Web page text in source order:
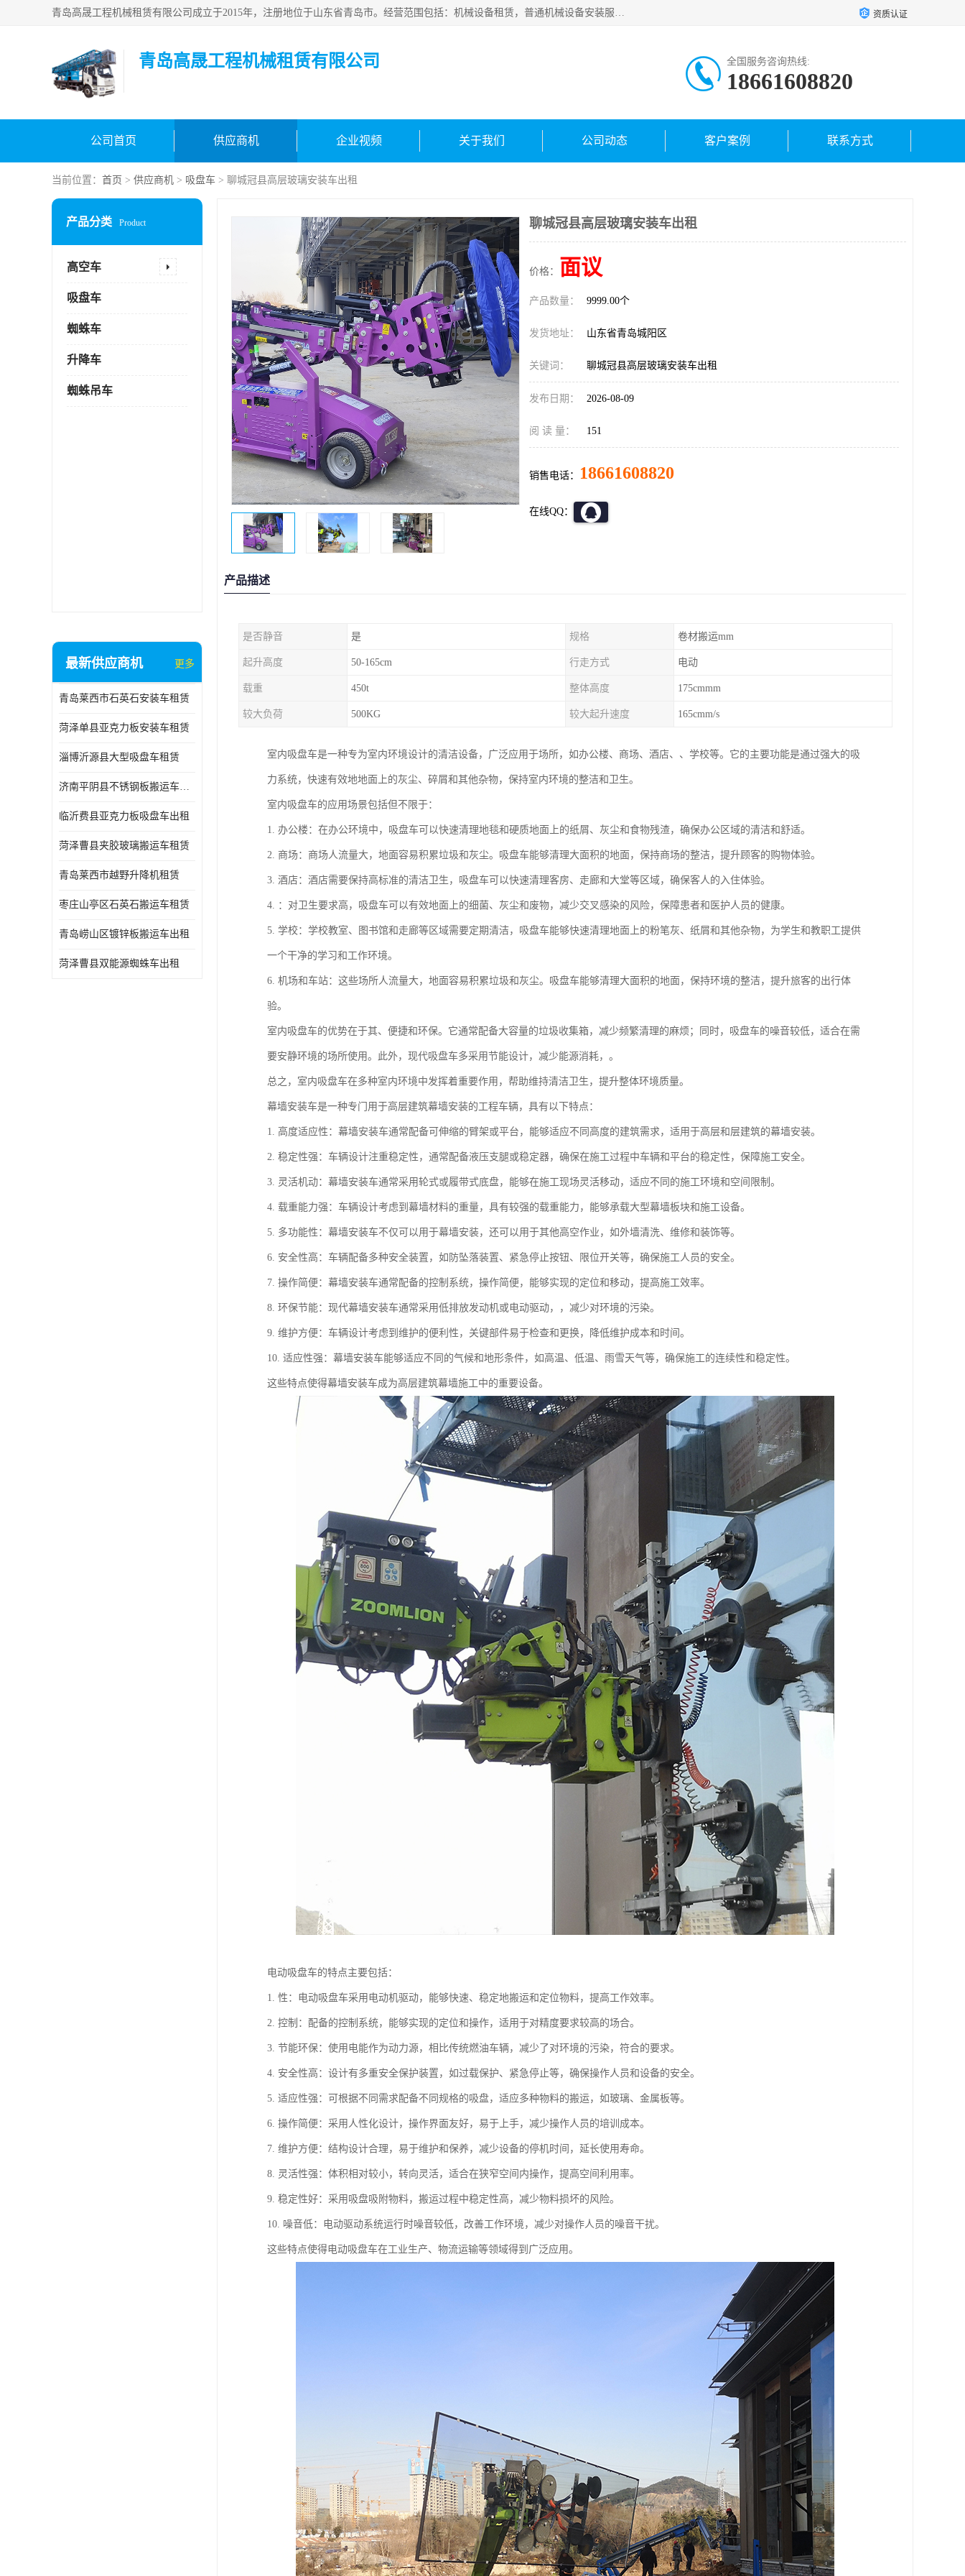
青岛高晟工程机械租赁有限公司成立于2015年，注册地位于山东省青岛市。经营范围包括：机械设备租赁，普通机械设备安装服务，电子、机械设备维护，专用设备修理，通用设备修理，机械设备销售，环境保护专用设备销售，建筑材料销售，专业保洁、清洗、消毒服务，劳动保护用品销售，信息技术咨询服务，汽车拖车、求援、清障服务，物业管理；工程管理服务，货物进出口，技术进出口，汽车销售，新能源汽车整车销售等。 资质认证
青岛高晟工程机械租赁有限公司 全国服务咨询热线:
18661608820
公司首页 供应商机 企业视频 关于我们 公司动态 客户案例 联系方式
当前位置： 首页 > 供应商机 > 吸盘车 > 聊城冠县高层玻璃安装车出租
产品分类 Product
高空车
吸盘车
蜘蛛车
升降车
蜘蛛吊车
最新供应商机 更多
青岛莱西市石英石安装车租赁
菏泽单县亚克力板安装车租赁
淄博沂源县大型吸盘车租赁
济南平阴县不锈钢板搬运车出租
临沂费县亚克力板吸盘车出租
菏泽曹县夹胶玻璃搬运车租赁
青岛莱西市越野升降机租赁
枣庄山亭区石英石搬运车租赁
青岛崂山区镀锌板搬运车出租
菏泽曹县双能源蜘蛛车出租
聊城冠县高层玻璃安装车出租
价格： 面议
产品数量： 9999.00个
发货地址： 山东省青岛城阳区
关键词： 聊城冠县高层玻璃安装车出租
发布日期： 2026-08-09
阅 读 量： 151
销售电话： 18661608820
在线QQ：
产品描述
是否静音 是 规格 卷材搬运mm
起升高度 50-165cm 行走方式 电动
载重 450t 整体高度 175cmmm
较大负荷 500KG 较大起升速度 165cmm/s
室内吸盘车是一种专为室内环境设计的清洁设备，广泛应用于场所，如办公楼、商场、酒店、、学校等。它的主要功能是通过强大的吸
力系统，快速有效地地面上的灰尘、碎屑和其他杂物，保持室内环境的整洁和卫生。
室内吸盘车的应用场景包括但不限于：
1. 办公楼：在办公环境中，吸盘车可以快速清理地毯和硬质地面上的纸屑、灰尘和食物残渣，确保办公区域的清洁和舒适。
2. 商场：商场人流量大，地面容易积累垃圾和灰尘。吸盘车能够清理大面积的地面，保持商场的整洁，提升顾客的购物体验。
3. 酒店：酒店需要保持高标准的清洁卫生，吸盘车可以快速清理客房、走廊和大堂等区域，确保客人的入住体验。
4. ：对卫生要求高，吸盘车可以有效地面上的细菌、灰尘和废物，减少交叉感染的风险，保障患者和医护人员的健康。
5. 学校：学校教室、图书馆和走廊等区域需要定期清洁，吸盘车能够快速清理地面上的粉笔灰、纸屑和其他杂物，为学生和教职工提供
一个干净的学习和工作环境。
6. 机场和车站：这些场所人流量大，地面容易积累垃圾和灰尘。吸盘车能够清理大面积的地面，保持环境的整洁，提升旅客的出行体
验。
室内吸盘车的优势在于其、便捷和环保。它通常配备大容量的垃圾收集箱，减少频繁清理的麻烦；同时，吸盘车的噪音较低，适合在需
要安静环境的场所使用。此外，现代吸盘车多采用节能设计，减少能源消耗，。
总之，室内吸盘车在多种室内环境中发挥着重要作用，帮助维持清洁卫生，提升整体环境质量。
幕墙安装车是一种专门用于高层建筑幕墙安装的工程车辆，具有以下特点：
1. 高度适应性：幕墙安装车通常配备可伸缩的臂架或平台，能够适应不同高度的建筑需求，适用于高层和层建筑的幕墙安装。
2. 稳定性强：车辆设计注重稳定性，通常配备液压支腿或稳定器，确保在施工过程中车辆和平台的稳定性，保障施工安全。
3. 灵活机动：幕墙安装车通常采用轮式或履带式底盘，能够在施工现场灵活移动，适应不同的施工环境和空间限制。
4. 载重能力强：车辆设计考虑到幕墙材料的重量，具有较强的载重能力，能够承载大型幕墙板块和施工设备。
5. 多功能性：幕墙安装车不仅可以用于幕墙安装，还可以用于其他高空作业，如外墙清洗、维修和装饰等。
6. 安全性高：车辆配备多种安全装置，如防坠落装置、紧急停止按钮、限位开关等，确保施工人员的安全。
7. 操作简便：幕墙安装车通常配备的控制系统，操作简便，能够实现的定位和移动，提高施工效率。
8. 环保节能：现代幕墙安装车通常采用低排放发动机或电动驱动，，减少对环境的污染。
9. 维护方便：车辆设计考虑到维护的便利性，关键部件易于检查和更换，降低维护成本和时间。
10. 适应性强：幕墙安装车能够适应不同的气候和地形条件，如高温、低温、雨雪天气等，确保施工的连续性和稳定性。
这些特点使得幕墙安装车成为高层建筑幕墙施工中的重要设备。
电动吸盘车的特点主要包括：
1. 性：电动吸盘车采用电动机驱动，能够快速、稳定地搬运和定位物料，提高工作效率。
2. 控制：配备的控制系统，能够实现的定位和操作，适用于对精度要求较高的场合。
3. 节能环保：使用电能作为动力源，相比传统燃油车辆，减少了对环境的污染，符合的要求。
4. 安全性高：设计有多重安全保护装置，如过载保护、紧急停止等，确保操作人员和设备的安全。
5. 适应性强：可根据不同需求配备不同规格的吸盘，适应多种物料的搬运，如玻璃、金属板等。
6. 操作简便：采用人性化设计，操作界面友好，易于上手，减少操作人员的培训成本。
7. 维护方便：结构设计合理，易于维护和保养，减少设备的停机时间，延长使用寿命。
8. 灵活性强：体积相对较小，转向灵活，适合在狭窄空间内操作，提高空间利用率。
9. 稳定性好：采用吸盘吸附物料，搬运过程中稳定性高，减少物料损坏的风险。
10. 噪音低：电动驱动系统运行时噪音较低，改善工作环境，减少对操作人员的噪音干扰。
这些特点使得电动吸盘车在工业生产、物流运输等领域得到广泛应用。